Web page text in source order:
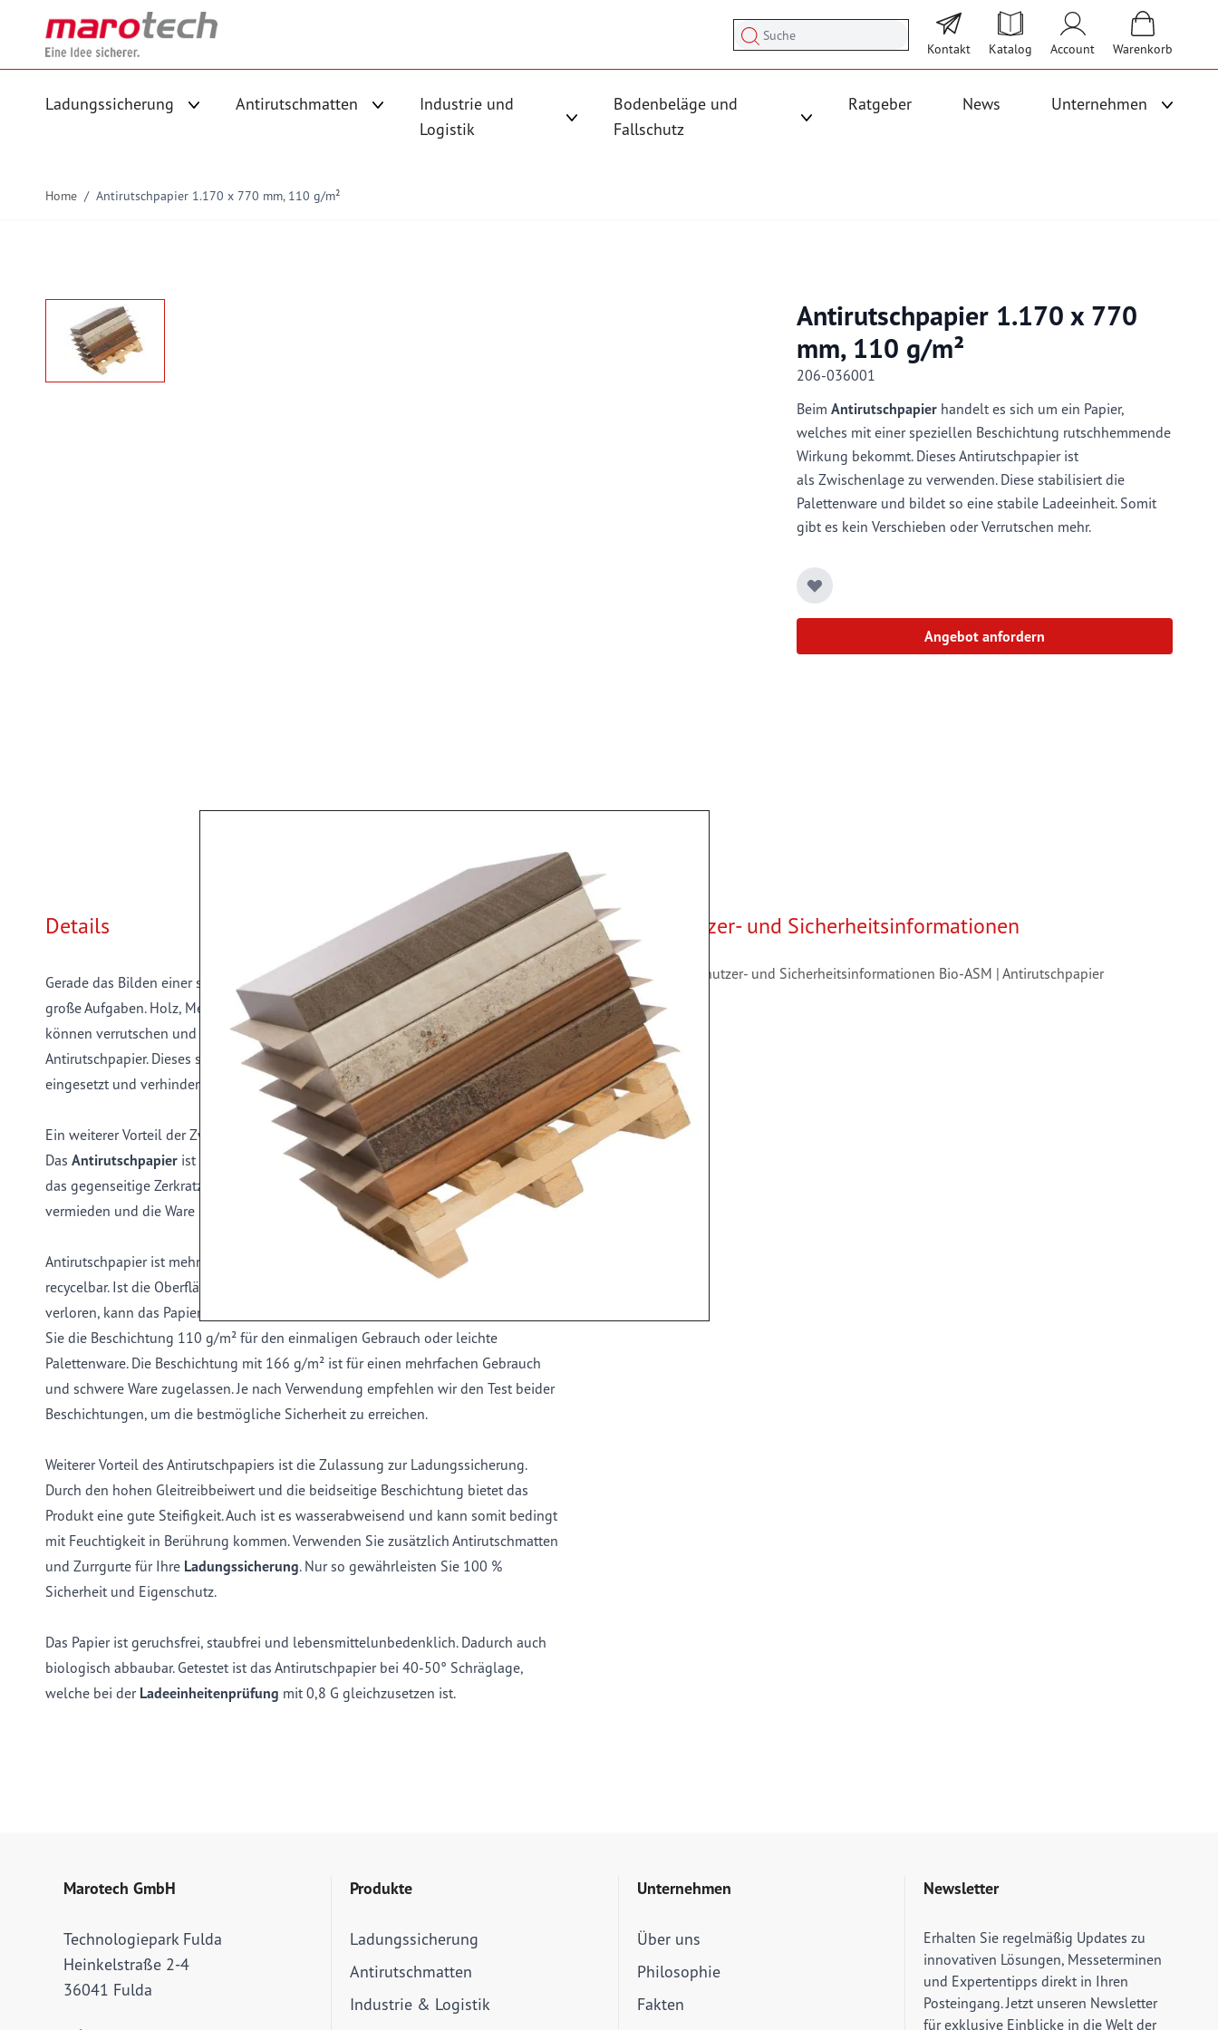
Kontakt Katalog Account Warenkorb
Ladungssicherung Antirutschmatten
Untermenü für Kategorie Antirutschmatten anzeigen
Industrie und
Logistik
Untermenü für Kategorie Industrie und Logistik anzeigen
Bodenbeläge und
Fallschutz
Ratgeber News Unternehmen
Home / Antirutschpapier 1.170 x 770 mm, 110 g/m²
Angebot anfordern
Antirutschpapier 1.170 x 770
mm, 110 g/m²
206-036001
BeimAntirutschpapier handelt es sich um ein Papier,
welches mit einer speziellen Beschichtung rutschhemmende
Wirkung bekommt. Dieses Antirutschpapier ist
als Zwischenlage zu verwenden. Diese stabilisiert die
Palettenware und bildet so eine stabile Ladeeinheit. Somit
gibt es kein Verschieben oder Verrutschen mehr.
Details
Gerade das Bilden einer sicheren und stabilenLadeeinheitstellt Versender oft vor
große Aufgaben. Holz, Metall oder andere stapelbare Gegenstände
können verrutschen und somit Schaden anrichten. Um diesem vorzubeugen, gibt es
Antirutschpapier. Dieses speziell beschichtete Papier wird als Zwischenlage
eingesetzt und verhindert durch die Antirutschwirkung ein Verschieben der Ware.
Ein weiterer Vorteil der Zwischenlage ist der Schutz der reibenden Oberflächen.
Das Antirutschpapierist somit auch gleichzeitig eine Sperre, welche
das gegenseitige Zerkratzen der Ware verhindert. Dadurch werden Transportschäden
vermieden und die Ware kommt sicher und unbeschädigt beim Kunden an.
Antirutschpapier ist mehrfach verwendbar und selbstverständlich auch zu 100 %
recycelbar. Ist die Oberfläche bzw. das Papier beschädigt oder hat die Wirkung
verloren, kann das Papier einfach über das Altpapier entsorgt werden. Verwenden
Sie die Beschichtung 110 g/m² für den einmaligen Gebrauch oder leichte
Palettenware. Die Beschichtung mit 166 g/m² ist für einen mehrfachen Gebrauch
und schwere Ware zugelassen. Je nach Verwendung empfehlen wir den Test beider
Beschichtungen, um die bestmögliche Sicherheit zu erreichen.
Weiterer Vorteil des Antirutschpapiers ist die Zulassung zur Ladungssicherung.
Durch den hohen Gleitreibbeiwert und die beidseitige Beschichtung bietet das
Produkt eine gute Steifigkeit. Auch ist es wasserabweisend und kann somit bedingt
mit Feuchtigkeit in Berührung kommen. Verwenden Sie zusätzlich Antirutschmatten
und Zurrgurte für Ihre Ladungssicherung. Nur so gewährleisten Sie 100 %
Sicherheit und Eigenschutz.
Das Papier ist geruchsfrei, staubfrei und lebensmittelunbedenklich. Dadurch auch
biologisch abbaubar. Getestet ist das Antirutschpapier bei 40-50° Schräglage,
welche bei der Ladeeinheitenprüfung mit 0,8 G gleichzusetzen ist.
Benutzer- und Sicherheitsinformationen
Benutzer- und Sicherheitsinformationen Bio-ASM | Antirutschpapier
Marotech GmbH
Technologiepark Fulda
Heinkelstraße 2-4
36041 Fulda
Produkte
Ladungssicherung
Antirutschmatten
Industrie & Logistik
Unternehmen
Über uns
Philosophie
Fakten
Newsletter
Erhalten Sie regelmäßig Updates zu
innovativen Lösungen, Messeterminen
und Expertentipps direkt in Ihren
Posteingang. Jetzt unseren Newsletter
für exklusive Einblicke in die Welt der
E-Mail Adresse